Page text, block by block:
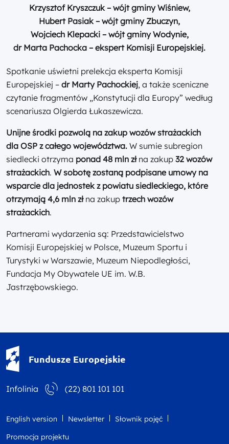
Krzysztof Kryszczuk – wójt gminy Wiśniew,
Hubert Pasiak – wójt gminy Zbuczyn,
Wojciech Klepacki – wójt gminy Wodynie,
dr Marta Pachocka – ekspert Komisji Europejskiej.
Spotkanie uświetni prelekcja eksperta Komisji
Europejskiej – dr Marty Pachockiej, a także sceniczne
czytanie fragmentów „Konstytucji dla Europy” według
scenariusza Olgierda Łukaszewicza.
Unijne środki pozwolą na zakup wozów strażackich
dla OSP z całego województwa. W sumie subregion
siedlecki otrzyma ponad 48 mln złna zakup 32 wozów
strażackich. W sobotę zostaną podpisane umowy na
wsparcie dla jednostek z powiatu siedleckiego, które
otrzymają 4,6 mln złna zakup trzech wozów
strażackich.
Partnerami wydarzenia są: Przedstawicielstwo
Komisji Europejskiej w Polsce, Muzeum Sportu i
Turystyki w Warszawie, Muzeum Niepodległości,
Fundacja My Obywatele UE im. W.B.
Jastrzębowskiego.
Fundusze Europejskie
Infolinia (22) 801 101 101
English version Newsletter
Słownik pojęć
Promocja projektu